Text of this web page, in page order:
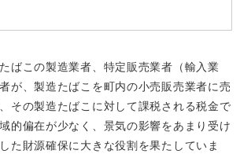
ばこの製造業者、特定販売業者（輸入業
が、製造たばこを町内の小売販売業者に売
その製造たばこに対して課税される税金で
的偏在が少なく、景気の影響をあまり受け
た財源確保に大きな役割を果たしていま